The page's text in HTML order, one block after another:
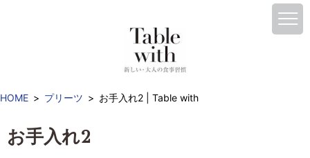
HOME プリーツ お手入れ2 | Table with
お手入れ2